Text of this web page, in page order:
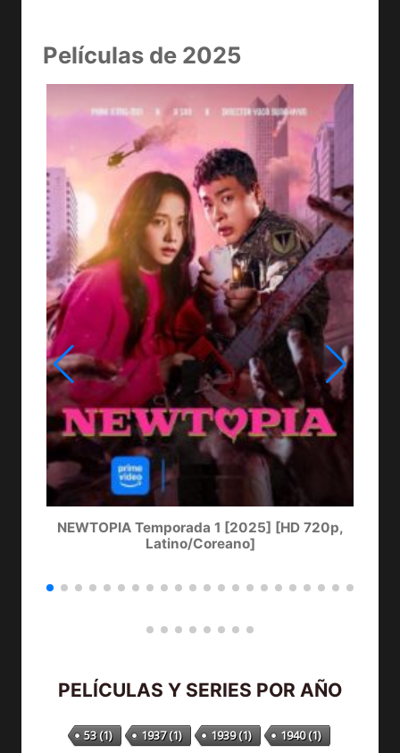
Películas de 2025
NEWTOPIA Temporada 1 [2025] [HD 720p,
Latino/Coreano]
PELÍCULAS Y SERIES POR AÑO
53(1) 1937(1) 1939(1) 1940(1)